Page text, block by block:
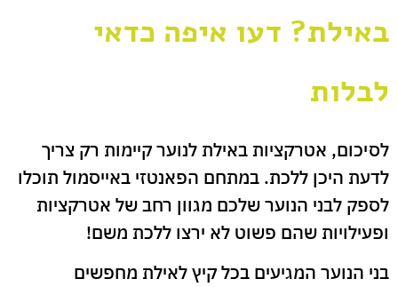
באילת? דעו איפה כדאי
לבלות
לסיכום, אטרקציות באילת לנוער קיימות רק צריך
לדעת היכן ללכת. במתחם הפאנטזי באייסמול תוכלו
לספק לבני הנוער שלכם מגוון רחב של אטרקציות
ופעילויות שהם פשוט לא ירצו ללכת משם!
בני הנוער המגיעים בכל קיץ לאילת מחפשים